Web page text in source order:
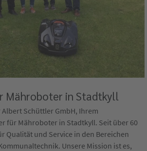
Mähroboter in Stadtkyll
Schüttler GmbH, Ihrem
für Mähroboter in Stadtkyll. Seit über 60
Qualität und Service in den Bereichen
Unsere Mission ist es,